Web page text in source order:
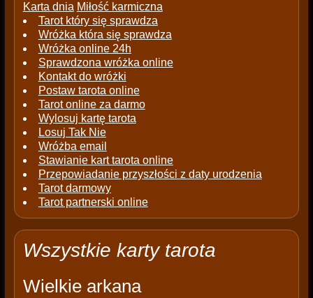
Karta dnia Miłość karmiczna
Tarot który się sprawdza
Wróżka która się sprawdza
Wróżka online 24h
Sprawdzona wróżka online
Kontakt do wróżki
Postaw tarota online
Tarot online za darmo
Wylosuj kartę tarota
Losuj Tak Nie
Wróżba email
Stawianie kart tarota online
Przepowiadanie przyszłości z daty urodzenia
Tarot darmowy
Tarot partnerski online
Wszystkie karty tarota
Wielkie arkana